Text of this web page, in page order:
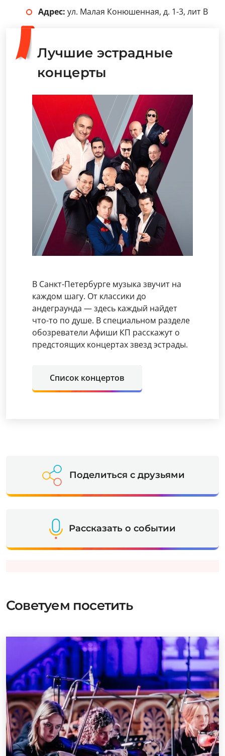
Адрес: ул. Малая Конюшенная, д. 1-3, лит В
Лучшие эстрадные
концерты
В Санкт-Петербурге музыка звучит на
каждом шагу. От классики до
андеграунда — здесь каждый найдет
что-то по душе. В специальном разделе
обозреватели Афиши КП расскажут о
предстоящих концертах звезд эстрады.
Список концертов
Поделиться с друзьями
Рассказать о событии
Советуем посетить